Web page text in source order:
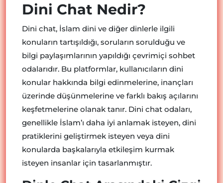
Dini Chat Nedir?
Dini chat, İslam dini ve diğer dinlerle ilgili
konuların tartışıldığı, soruların sorulduğu ve
bilgi paylaşımlarının yapıldığı çevrimiçi sohbet
odalarıdır. Bu platformlar, kullanıcıların dini
konular hakkında bilgi edinmelerine, inançları
üzerinde düşünmelerine ve farklı bakış açılarını
keşfetmelerine olanak tanır. Dini chat odaları,
genellikle İslam’ı daha iyi anlamak isteyen, dini
pratiklerini geliştirmek isteyen veya dini
konularda başkalarıyla etkileşim kurmak
isteyen insanlar için tasarlanmıştır.